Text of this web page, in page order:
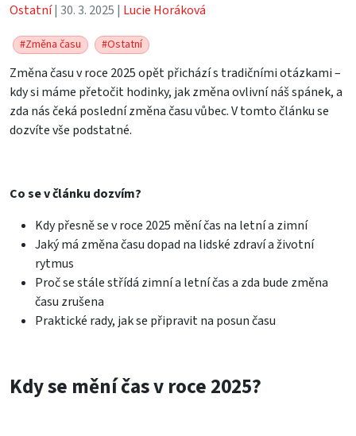
Ostatní| 30. 3. 2025 | Lucie Horáková
#Změna času #Ostatní
Změna času v roce 2025 opět přichází s tradičními otázkami –
kdy si máme přetočit hodinky, jak změna ovlivní náš spánek, a
zda nás čeká poslední změna času vůbec. V tomto článku se
dozvíte vše podstatné.
Co se v článku dozvím?
Kdy přesně se v roce 2025 mění čas na letní a zimní
Jaký má změna času dopad na lidské zdraví a životní
rytmus
Proč se stále střídá zimní a letní čas a zda bude změna
času zrušena
Praktické rady, jak se připravit na posun času
Kdy se mění čas v roce 2025?